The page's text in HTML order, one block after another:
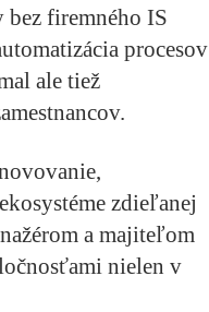
firemného IS
procesov
ale tiež
zdieľanej
a majiteľom
nielen v